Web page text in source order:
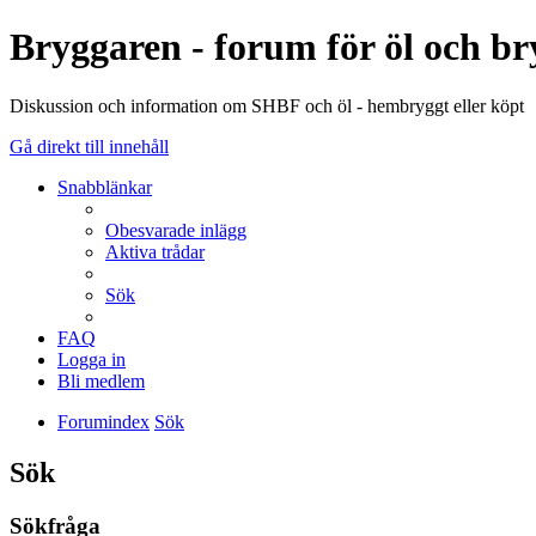
Bryggaren - forum för öl och
Diskussion och information om SHBF och öl - hembryggt eller köpt
Gå direkt till innehåll
Snabblänkar
Obesvarade inlägg
Aktiva trådar
Sök
FAQ
Logga in
Bli medlem
Forumindex Sök
Sök
Sökfråga